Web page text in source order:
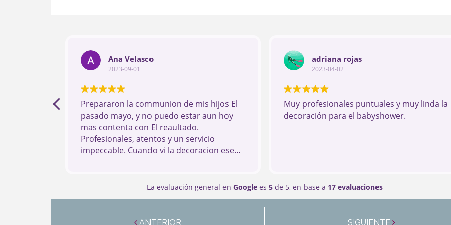
Ana Velasco
2023-09-01
Prepararon la communion de mis hijos El
pasado mayo, y no puedo estar aun hoy
mas contenta con El reaultado.
Profesionales, atentos y un servicio
impeccable. Cuando vi la decoracion ese
adriana rojas
2023-04-02
Muy profesionales puntuales y muy linda la
decoración para el babyshower.
La evaluación general en Googlees 5de 5, en base a 17 evaluaciones
ANTERIOR SIGUIENTE